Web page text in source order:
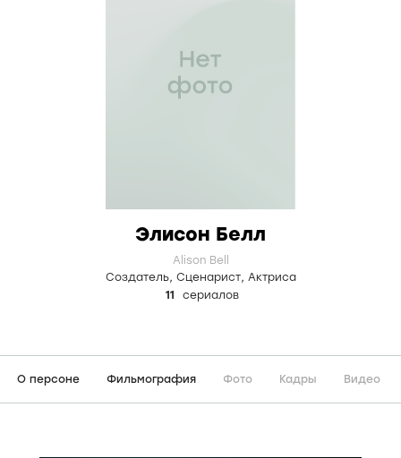
Элисон Белл
Alison Bell
Создатель, Сценарист, Актриса
11
сериалов
О персоне Фильмография Фото Кадры Видео